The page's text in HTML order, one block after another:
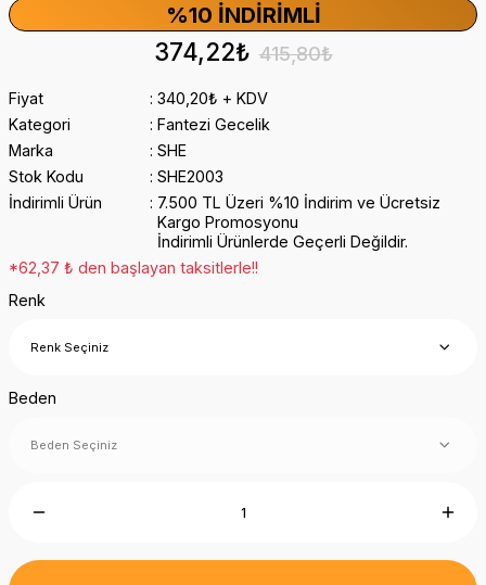
%10 İNDIRIMLI
374,22₺ 415,80₺
Fiyat
340,20₺ + KDV
Kategori
Fantezi Gecelik
Marka
SHE
Stok Kodu
SHE2003
İndirimli Ürün
7.500 TL Üzeri %10 İndirim ve Ücretsiz
Kargo Promosyonu
İndirimli Ürünlerde Geçerli Değildir.
*62,37 ₺ den başlayan taksitlerle!!
Renk
Beden